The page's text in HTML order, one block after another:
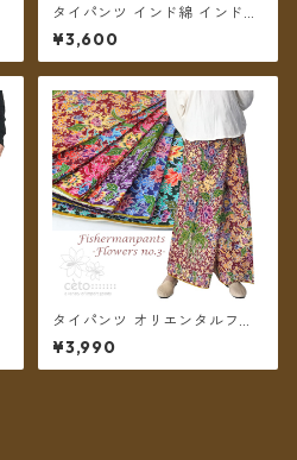
タイパンツ インド綿 インド更
紗 no.8 花柄プリントいろいろ
7タイプ ロング丈【メール便送
料無料】
¥3,600
タイパンツ オリエンタルフラ
ワー 6カラー リゾパン No.3
ロング丈【メール便送料無
料】
¥3,990